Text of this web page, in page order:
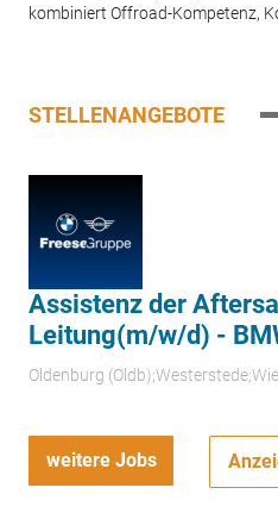
kombiniert Offroad-Kompetenz,
STELLENANGEBOTE
Assistenz der
Leitung(m/w/d) -
Oldenburg
weitere Jobs